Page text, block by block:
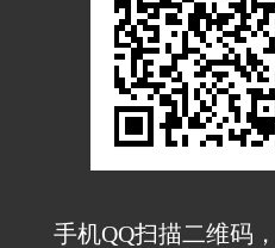
手机QQ扫描二维码